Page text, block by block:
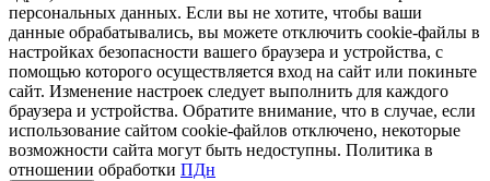
персональных данных. Если вы не хотите, чтобы ваши
данные обрабатывались, вы можете отключить cookie-файлы в
настройках безопасности вашего браузера и устройства, с
помощью которого осуществляется вход на сайт или покиньте
сайт. Изменение настроек следует выполнить для каждого
браузера и устройства. Обратите внимание, что в случае, если
использование сайтом cookie-файлов отключено, некоторые
возможности сайта могут быть недоступны. Политика в
отношении обработки ПДн